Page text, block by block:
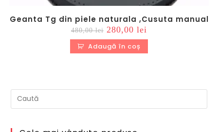
Geanta Tg din piele naturala ,Cusuta manual
480,00lei Prețul
inițial
a
fost:
480,00 lei.
280,00 lei
este:
Adaugă în coș